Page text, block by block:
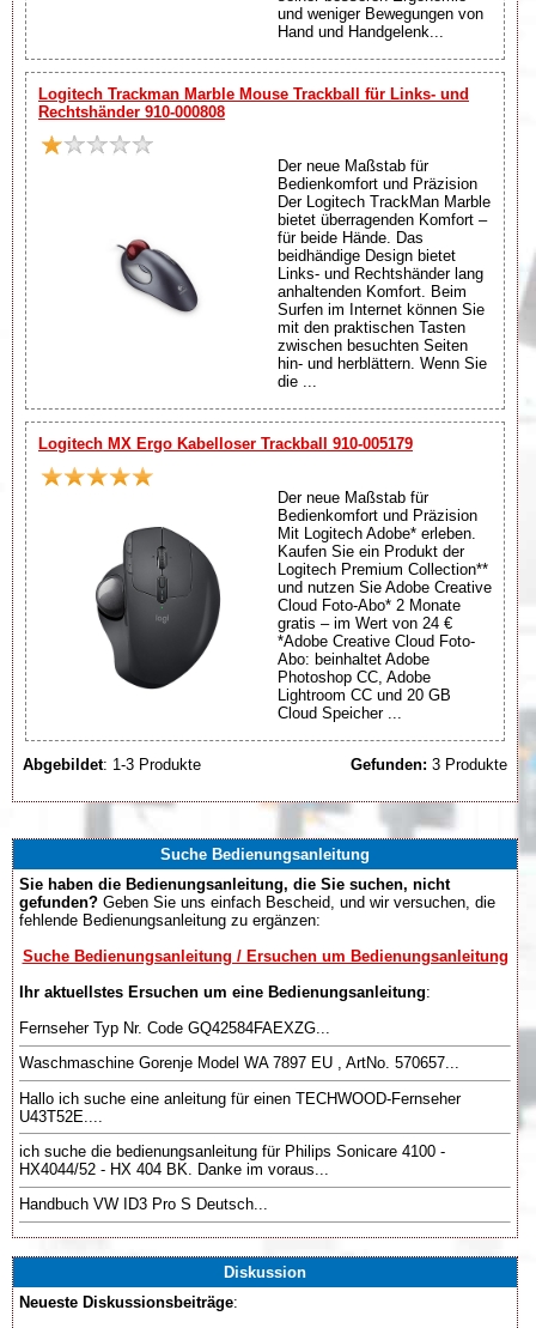
und weniger Bewegungen von
Hand und Handgelenk...
Logitech Trackman Marble Mouse Trackball für Links- und
Rechtshänder 910-000808
Der neue Maßstab für
Bedienkomfort und Präzision
Der Logitech TrackMan Marble
bietet überragenden Komfort –
für beide Hände. Das
beidhändige Design bietet
Links- und Rechtshänder lang
anhaltenden Komfort. Beim
Surfen im Internet können Sie
mit den praktischen Tasten
zwischen besuchten Seiten
hin- und herblättern. Wenn Sie
die ...
Logitech MX Ergo Kabelloser Trackball 910-005179
Der neue Maßstab für
Bedienkomfort und Präzision
Mit Logitech Adobe* erleben.
Kaufen Sie ein Produkt der
Logitech Premium Collection**
und nutzen Sie Adobe Creative
Cloud Foto-Abo* 2 Monate
gratis – im Wert von 24 €
*Adobe Creative Cloud Foto-
Abo: beinhaltet Adobe
Photoshop CC, Adobe
Lightroom CC und 20 GB
Cloud Speicher ...
Abgebildet: 1-3 Produkte Gefunden: 3 Produkte
Suche Bedienungsanleitung
Sie haben die Bedienungsanleitung, die Sie suchen, nicht
gefunden? Geben Sie uns einfach Bescheid, und wir versuchen, die
fehlende Bedienungsanleitung zu ergänzen:
Suche Bedienungsanleitung / Ersuchen um Bedienungsanleitung
Ihr aktuellstes Ersuchen um eine Bedienungsanleitung:
Fernseher Typ Nr. Code GQ42584FAEXZG...
Waschmaschine Gorenje Model WA 7897 EU , ArtNo. 570657...
Hallo ich suche eine anleitung für einen TECHWOOD-Fernseher
U43T52E....
ich suche die bedienungsanleitung für Philips Sonicare 4100 -
HX4044/52 - HX 404 BK. Danke im voraus...
Handbuch VW ID3 Pro S Deutsch...
Diskussion
Neueste Diskussionsbeiträge: